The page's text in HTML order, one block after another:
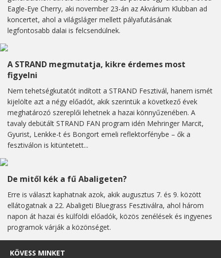
Eagle-Eye Cherry, aki november 23-án az Akvárium Klubban ad
koncertet, ahol a világsláger mellett pályafutásának
legfontosabb dalai is felcsendülnek.
A STRAND megmutatja, kikre érdemes most
figyelni
Nem tehetségkutatót indított a STRAND Fesztivál, hanem ismét
kijelölte azt a négy előadót, akik szerintük a következő évek
meghatározó szereplői lehetnek a hazai könnyűzenében. A
tavaly debütált STRAND FAN program idén Mehringer Marcit,
Gyurist, Lenkke-t és Bongort emeli reflektorfénybe – ők a
fesztiválon is kitüntetett...
De mitől kék a fű Abaligeten?
Erre is választ kaphatnak azok, akik augusztus 7. és 9. között
ellátogatnak a 22. Abaligeti Bluegrass Fesztiválra, ahol három
napon át hazai és külföldi előadók, közös zenélések és ingyenes
programok várják a közönséget.
KÖVESS MINKET